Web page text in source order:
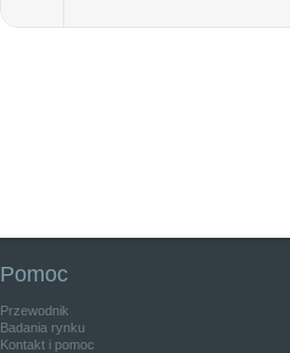
Pomoc
Przewodnik
Badania rynku
Kontakt i pomoc